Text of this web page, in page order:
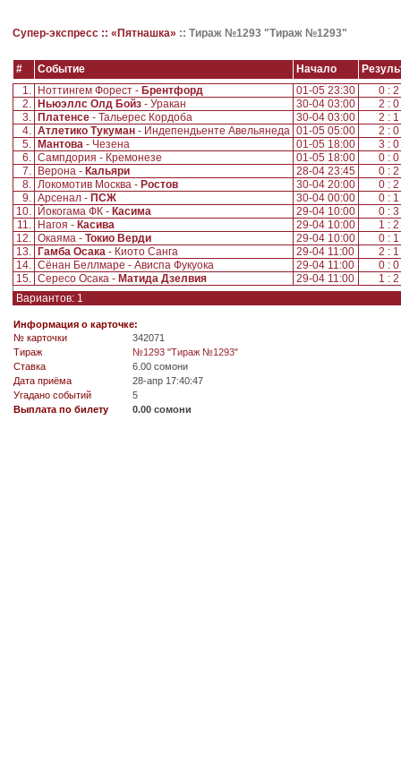
Супер-экспресс :: «Пятнашка» :: Тираж №1293 "Тираж №1293"
# Событие Начало
1.
Ноттингем Форест - Брентфорд 01-05 23:30
0 : 2
2.
Ньюэллс Олд Бойз - Уракан 30-04 03:00
2 : 0
3.
Платенсе - Тальерес Кордоба 30-04 03:00
2 : 1
4. Атлетико Тукуман - Индепендьенте Авельянеда 01-05 05:00
2 : 0
5.
Мантова - Чезена 01-05 18:00
3 : 0
6. Сампдория - Кремонезе 01-05 18:00
0 : 0
7.
Верона - Кальяри 28-04 23:45
0 : 2
8. Локомотив Москва - Ростов 30-04 20:00
0 : 2
9. Арсенал - ПСЖ 30-04 00:00
0 : 1
10.
Йокогама ФК - Касима 29-04 10:00
0 : 3
11.
Нагоя - Касива 29-04 10:00
1 : 2
12. Окаяма - Токио Верди 29-04 10:00
0 : 1
13.
Гамба Осака - Киото Санга 29-04 11:00
2 : 1
14. Сёнан Беллмаре - Ависпа Фукуока 29-04 11:00
0 : 0
15. Сересо Осака - Матида Дзелвия 29-04 11:00
1 : 2
Вариантов: 1
Информация о карточке:
№ карточки
342071
Tираж
№1293 "Тираж №1293"
Ставка
6.00 сомони
Дата приёма
28-апр 17:40:47
Угадано событий
5
Выплата по билету
0.00 сомони